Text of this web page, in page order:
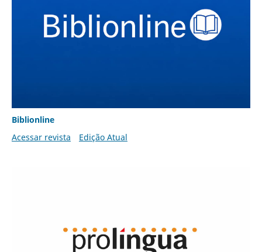
Biblionline
Acessar revista
Edição Atual